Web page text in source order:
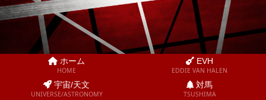
ホーム
HOME
EVH
EDDIE VAN HALEN
宇宙/天文
UNIVERSE/ASTRONOMY
対馬
TSUSHIMA